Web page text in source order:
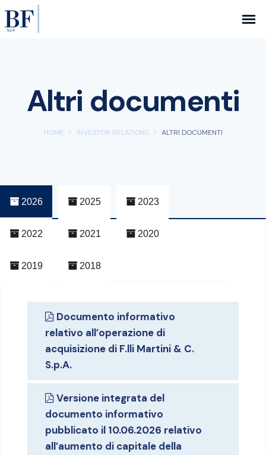
Altri documenti
HOME INVESTOR RELATIONS ALTRI DOCUMENTI
2026 2025 2023
2022 2021 2020
2019 2018
Documento informativo
relativo all’operazione di
acquisizione di F.lli Martini & C.
S.p.A.
Versione integrata del
documento informativo
pubblicato il 10.06.2026 relativo
all’aumento di capitale della